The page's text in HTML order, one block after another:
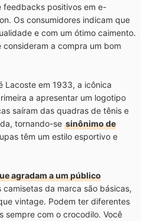
feedbacks positivos em e-
Os consumidores indicam que
e com um ótimo caimento.
a compra um bom
Lacoste em 1933, a icônica
a apresentar um logotipo
saíram das quadras de tênis e
tornando-se sinônimo de
têm um estilo esportivo e
agradam a um público
camisetas da marca são básicas,
vintage. Podem ter diferentes
sempre com o crocodilo. Você